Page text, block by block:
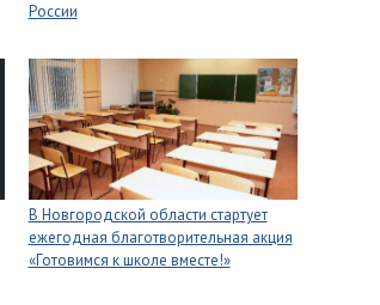
России
В Новгородской области стартует
ежегодная благотворительная акция
«Готовимся к школе вместе!»